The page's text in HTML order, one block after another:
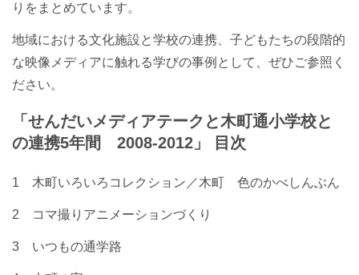
りをまとめています。
地域における文化施設と学校の連携、子どもたちの段階的
な映像メディアに触れる学びの事例として、ぜひご参照く
ださい。
「せんだいメディアテークと木町通小学校と
の連携5年間 2008-2012」 目次
1 木町いろいろコレクション／木町 色のかべしんぶん
2 コマ撮りアニメーションづくり
3 いつもの通学路